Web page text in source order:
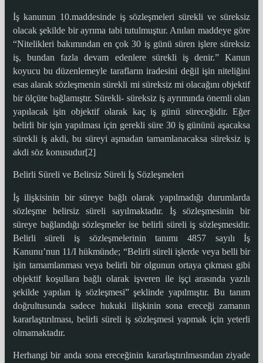
İş kanunun 10.maddesinde iş sözleşmeleri sürekli ve süreksiz
olacak şekilde bir ayrıma tabi tutulmuştur. Anılan maddeye göre
“Nitelikleri bakımından en çok 30 iş günü süren işlere süreksiz
iş, bundan fazla devam edenlere sürekli iş denir.” Kanun
koyucu bu düzenlemeyle tarafların iradesini değil işin niteliğini
esas alarak sözleşmenin sürekli mi süreksiz mi olacağını objektif
bir ölçüte bağlamıştır. Sürekli- süreksiz iş ayrımında önemli olan
yapılacak işin objektif olarak kaç iş günü süreceğidir. Eğer
belirli bir işin yapılması için gerekli süre 30 iş gününü aşacaksa
sürekli iş akdi, bu süreyi aşmadan tamamlanacaksa süreksiz iş
akdi söz konusudur[2]
Belirli Süreli ve Belirsiz Süreli İş Sözleşmeleri
İş ilişkisinin bir süreye bağlı olarak yapılmadığı durumlarda
sözleşme belirsiz süreli sayılmaktadır. İş sözleşmesinin bir
süreye bağlandığı sözleşmeler ise belirli süreli iş sözleşmesidir.
Belirli süreli iş sözleşmelerinin tanımı 4857 sayılı İş
Kanunu’nun 11/I hükmünde; “Belirli süreli işlerde veya belli bir
işin tamamlanması veya belirli bir olgunun ortaya çıkması gibi
objektif koşullara bağlı olarak işveren ile işçi arasında yazılı
şekilde yapılan iş sözleşmesi” şeklinde yapılmıştır. Bu tanım
doğrultusunda sadece hukuki ilişkinin sona ereceği zamanın
kararlaştırılması, belirli süreli iş sözleşmesi yapmak için yeterli
olmamaktadır.
Herhangi bir anda sona ereceğinin kararlaştırılmasından ziyade